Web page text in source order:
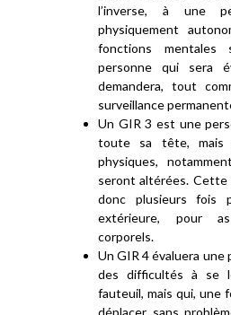
l’inverse, à une
physiquement
fonctions mentales
personne qui sera
demandera, tout
surveillance
Un GIR 3 est une
toute sa tête, mais
physiques,
seront altérées. Cette
donc plusieurs fois
extérieure, pour
corporels.
Un GIR 4 évaluera une
des difficultés à se
fauteuil, mais qui, une
déplacer sans